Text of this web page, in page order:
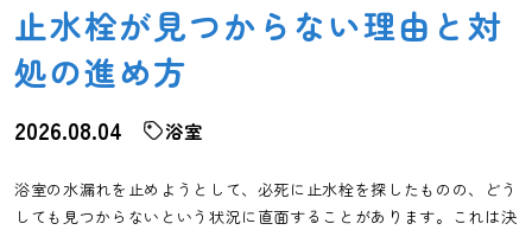
止水栓が見つからない理由と対
処の進め方
2026.08.04 浴室
浴室の水漏れを止めようとして、必死に止水栓を探したものの、どう
しても見つからないという状況に直面することがあります。これは決